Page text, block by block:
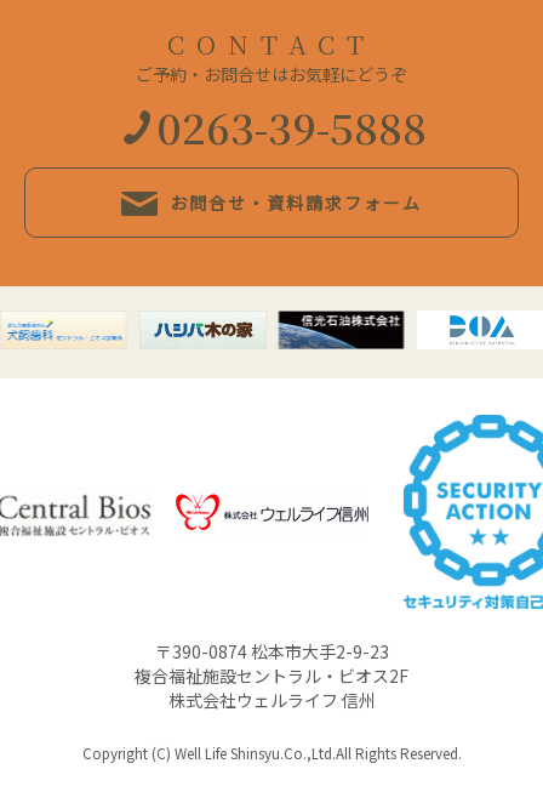
CONTACT
ご予約・お問合せはお気軽にどうぞ
0263-39-5888
お問合せ・資料請求フォーム
〒390-0874 松本市大手2-9-23
複合福祉施設セントラル・ビオス2F
株式会社ウェルライフ 信州
Copyright (C) Well Life Shinsyu.Co.,Ltd.All Rights Reserved.